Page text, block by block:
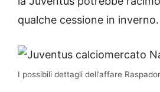
qualche cessione in inverno.
I possibili dettagli dell’affare